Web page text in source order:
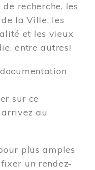
recherche, les
la Ville, les
et les vieux
entre autres!
sur ce
au
plus amples
un rendez-